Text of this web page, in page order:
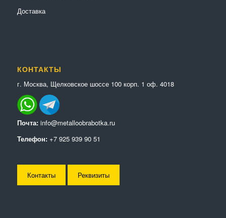
Доставка
КОНТАКТЫ
г. Москва, Щелковское шоссе 100 корп. 1 оф. 4018
Почта: info@metalloobrabotka.ru
Телефон: +7 925 939 90 51
Контакты Реквизиты